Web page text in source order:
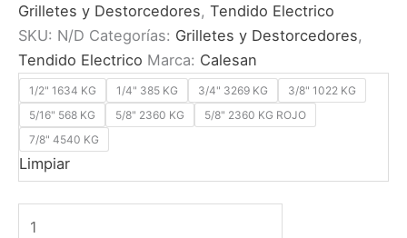
Grilletes y Destorcedores, Tendido Electrico
SKU: N/D Categorías: Grilletes y Destorcedores,
Tendido Electrico Marca: Calesan
1/2" 1634 KG 1/4" 385 KG 3/4" 3269 KG
3/8" 1022 KG
5/16" 568 KG
5/8" 2360 KG
5/8" 2360 KG ROJO
7/8" 4540 KG
Limpiar